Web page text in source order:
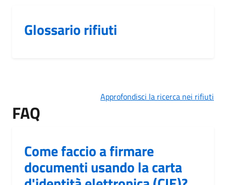
Glossario rifiuti
Approfondisci la ricerca nei rifiuti
FAQ
Come faccio a firmare
documenti usando la carta